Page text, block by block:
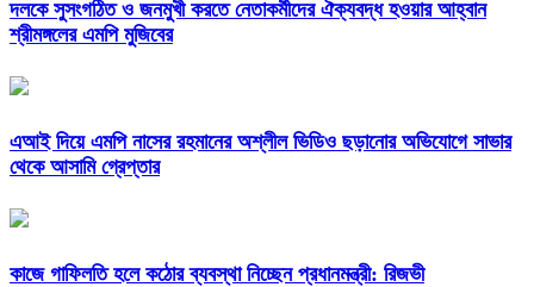
দলকে সুসংগঠিত ও জনমুখী করতে নেতাকর্মীদের ঐক্যবদ্ধ হওয়ার আহ্বান
শ্রীমঙ্গলের এমপি মুজিবের
এআই দিয়ে এমপি নাসের রহমানের অশ্লীল ভিডিও ছড়ানোর অভিযোগে সাভার
থেকে আসামি গ্রেপ্তার
কাজে গাফিলতি হলে কঠোর ব্যবস্থা নিচ্ছেন প্রধানমন্ত্রী: রিজভী